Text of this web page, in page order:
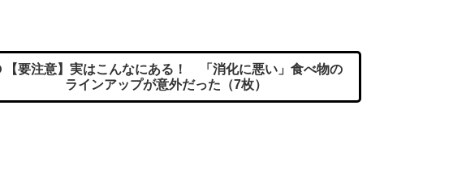
【要注意】実はこんなにある！ 「消化に悪い」食べ物の
ラインアップが意外だった（7枚）